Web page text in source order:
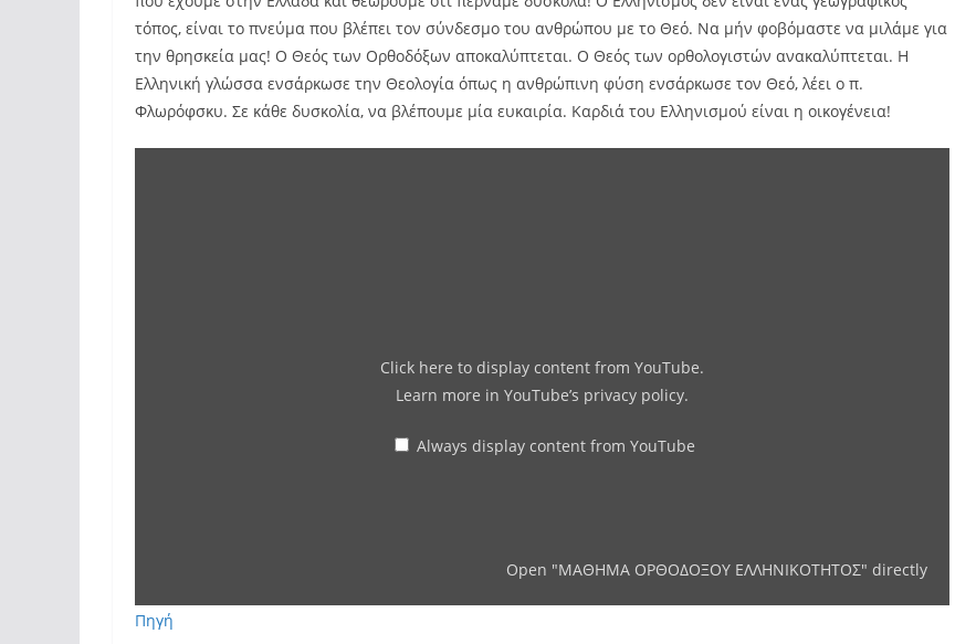
τόπος, είναι το πνεύμα που βλέπει τον σύνδεσμο του ανθρώπου με το Θεό. Να μήν φοβόμαστε να μιλάμε για
την θρησκεία μας! Ο Θεός των Ορθοδόξων αποκαλύπτεται. Ο Θεός των ορθολογιστών ανακαλύπτεται. Η
Ελληνική γλώσσα ενσάρκωσε την Θεολογία όπως η ανθρώπινη φύση ενσάρκωσε τον Θεό, λέει ο π.
Φλωρόφσκυ. Σε κάθε δυσκολία, να βλέπουμε μία ευκαιρία. Καρδιά του Ελληνισμού είναι η οικογένεια!
Click here to display content from YouTube.
Learn more in YouTube’s privacy policy.
Always display content from YouTube
Open "ΜΑΘΗΜΑ ΟΡΘΟΔΟΞΟΥ ΕΛΛΗΝΙΚΟΤΗΤΟΣ" directly
Πηγή